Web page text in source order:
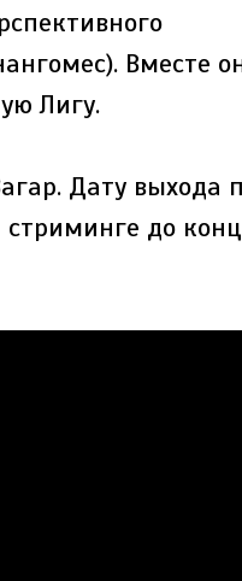
Вместе
Лигу.
Дату выхода
до